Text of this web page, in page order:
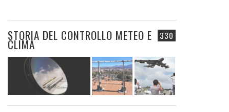
330
STORIA DEL CONTROLLO METEO E
CLIMA